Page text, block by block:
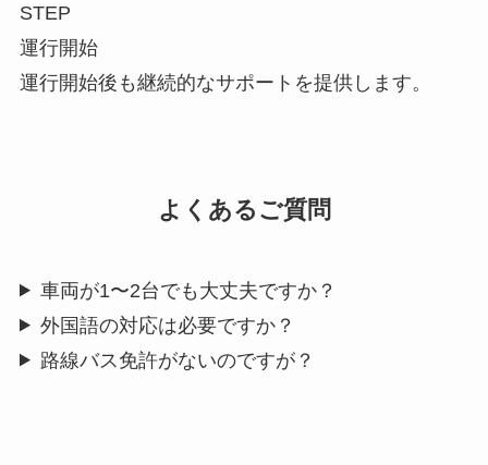
STEP
運行開始
運行開始後も継続的なサポートを提供します。
よくあるご質問
車両が1〜2台でも大丈夫ですか？
外国語の対応は必要ですか？
路線バス免許がないのですが？